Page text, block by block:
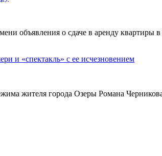
объявления о сдаче в аренду квартиры
и «спектакль» с ее исчезновением
жителя города Озеры Романа